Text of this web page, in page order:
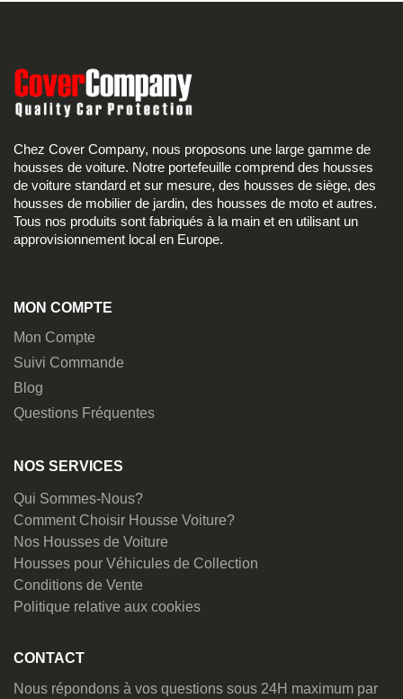
Chez Cover Company, nous proposons une large gamme de
housses de voiture. Notre portefeuille comprend des housses
de voiture standard et sur mesure, des housses de siège, des
housses de mobilier de jardin, des housses de moto et autres.
Tous nos produits sont fabriqués à la main et en utilisant un
approvisionnement local en Europe.
MON COMPTE
Mon Compte
Suivi Commande
Blog
Questions Fréquentes
NOS SERVICES
Qui Sommes-Nous?
Comment Choisir Housse Voiture?
Nos Housses de Voiture
Housses pour Véhicules de Collection
Conditions de Vente
Politique relative aux cookies
CONTACT
Nous répondons à vos questions sous 24H maximum par